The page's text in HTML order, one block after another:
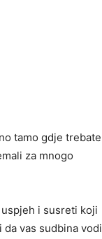
tamo gdje trebate
za mnogo
i susreti koji
vas sudbina vodi